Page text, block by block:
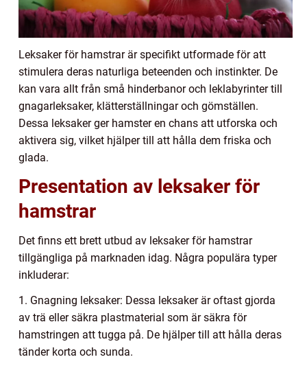
Leksaker för hamstrar är specifikt utformade för att
stimulera deras naturliga beteenden och instinkter. De
kan vara allt från små hinderbanor och leklabyrinter till
gnagarleksaker, klätterställningar och gömställen.
Dessa leksaker ger hamster en chans att utforska och
aktivera sig, vilket hjälper till att hålla dem friska och
glada.
Presentation av leksaker för
hamstrar
Det finns ett brett utbud av leksaker för hamstrar
tillgängliga på marknaden idag. Några populära typer
inkluderar:
1. Gnagning leksaker: Dessa leksaker är oftast gjorda
av trä eller säkra plastmaterial som är säkra för
hamstringen att tugga på. De hjälper till att hålla deras
tänder korta och sunda.